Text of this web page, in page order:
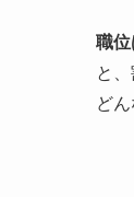
職位
と
ど